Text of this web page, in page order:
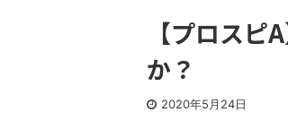
【プロス
か？
2020年5月24日